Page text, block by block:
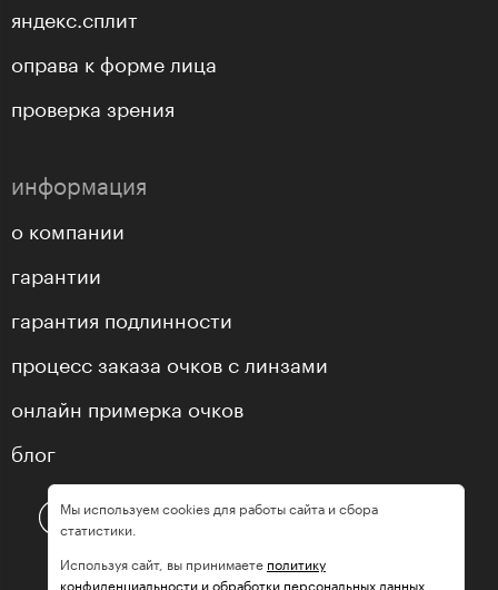
яндекс.сплит
оправа к форме лица
проверка зрения
информация
о компании
гарантии
гарантия подлинности
процесс заказа очков с линзами
онлайн примерка очков
блог
Мы используем cookies для работы сайта и сбора
статистики.
Используя сайт, вы принимаете политику
конфиденциальности и обработки персональных данных.